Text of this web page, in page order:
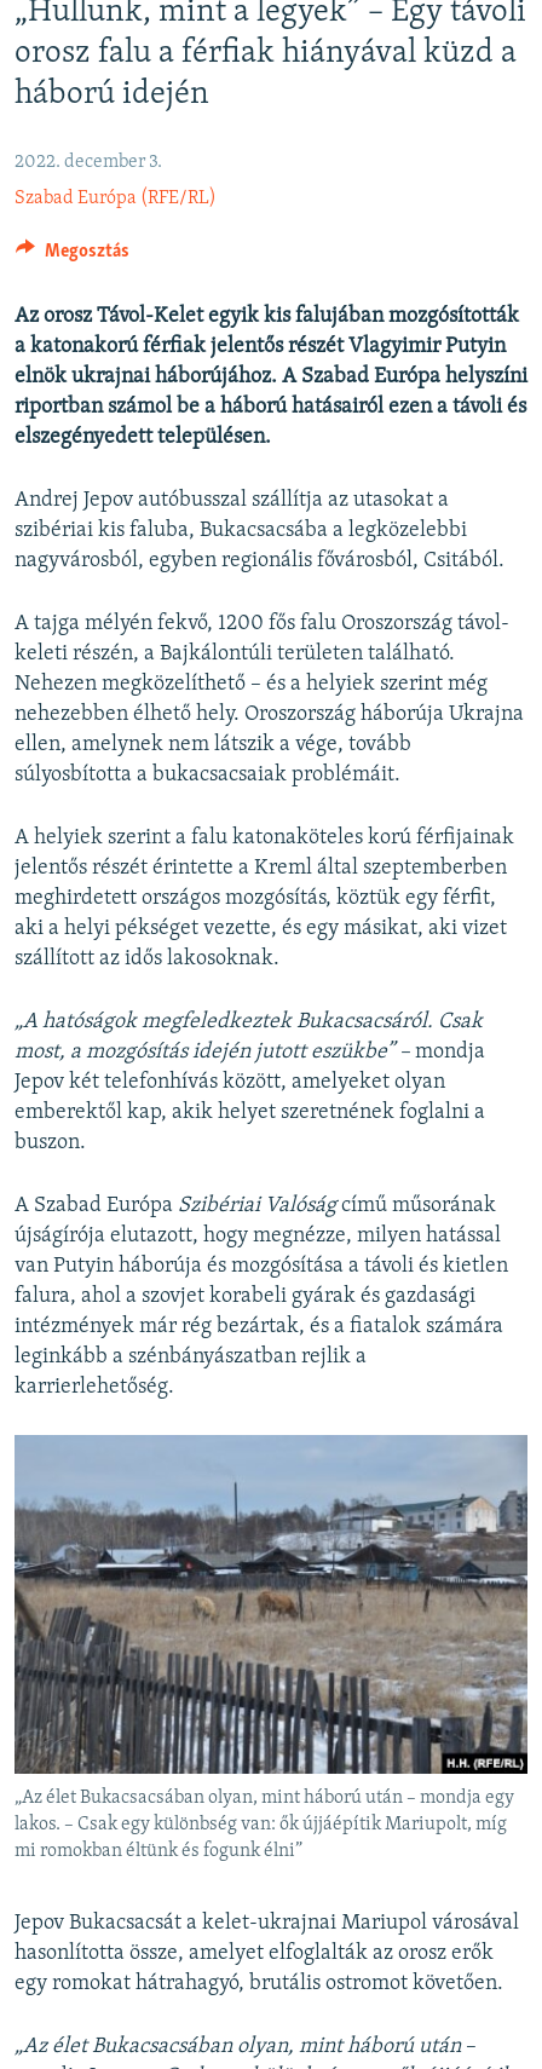
EURÓPAI UNIÓ
VILÁG
KLÍMAVÁLTOZÁS
A MÚLT TANULSÁGAI
Valamennyi RFE/RL weboldal
„Hullunk, mint a legyek” – Egy távoli
orosz falu a férfiak hiányával küzd a
háború idején
2022. december 3.
Szabad Európa (RFE/RL)
Megosztás
Az orosz Távol-Kelet egyik kis falujában mozgósították
a katonakorú férfiak jelentős részét Vlagyimir Putyin
elnök ukrajnai háborújához. A Szabad Európa helyszíni
riportban számol be a háború hatásairól ezen a távoli és
elszegényedett településen.
Andrej Jepov autóbusszal szállítja az utasokat a
szibériai kis faluba, Bukacsacsába a legközelebbi
nagyvárosból, egyben regionális fővárosból, Csitából.
A tajga mélyén fekvő, 1200 fős falu Oroszország távol-
keleti részén, a Bajkálontúli területen található.
Nehezen megközelíthető – és a helyiek szerint még
nehezebben élhető hely. Oroszország háborúja Ukrajna
ellen, amelynek nem látszik a vége, tovább
súlyosbította a bukacsacsaiak problémáit.
A helyiek szerint a falu katonaköteles korú férfijainak
jelentős részét érintette a Kreml által szeptemberben
meghirdetett országos mozgósítás, köztük egy férfit,
aki a helyi pékséget vezette, és egy másikat, aki vizet
szállított az idős lakosoknak.
„A hatóságok megfeledkeztek Bukacsacsáról. Csak
most, a mozgósítás idején jutott eszükbe” – mondja
Jepov két telefonhívás között, amelyeket olyan
emberektől kap, akik helyet szeretnének foglalni a
buszon.
A Szabad Európa Szibériai Valóságcímű műsorának
újságírója elutazott, hogy megnézze, milyen hatással
van Putyin háborúja és mozgósítása a távoli és kietlen
falura, ahol a szovjet korabeli gyárak és gazdasági
intézmények már rég bezártak, és a fiatalok számára
leginkább a szénbányászatban rejlik a
karrierlehetőség.
„Az élet Bukacsacsában olyan, mint háború után – mondja egy
lakos. – Csak egy különbség van: ők újjáépítik Mariupolt, míg
mi romokban éltünk és fogunk élni”
Jepov Bukacsacsát a kelet-ukrajnai Mariupol városával
hasonlította össze, amelyet elfoglalták az orosz erők
egy romokat hátrahagyó, brutális ostromot követően.
„Az élet Bukacsacsában olyan, mint háború után–